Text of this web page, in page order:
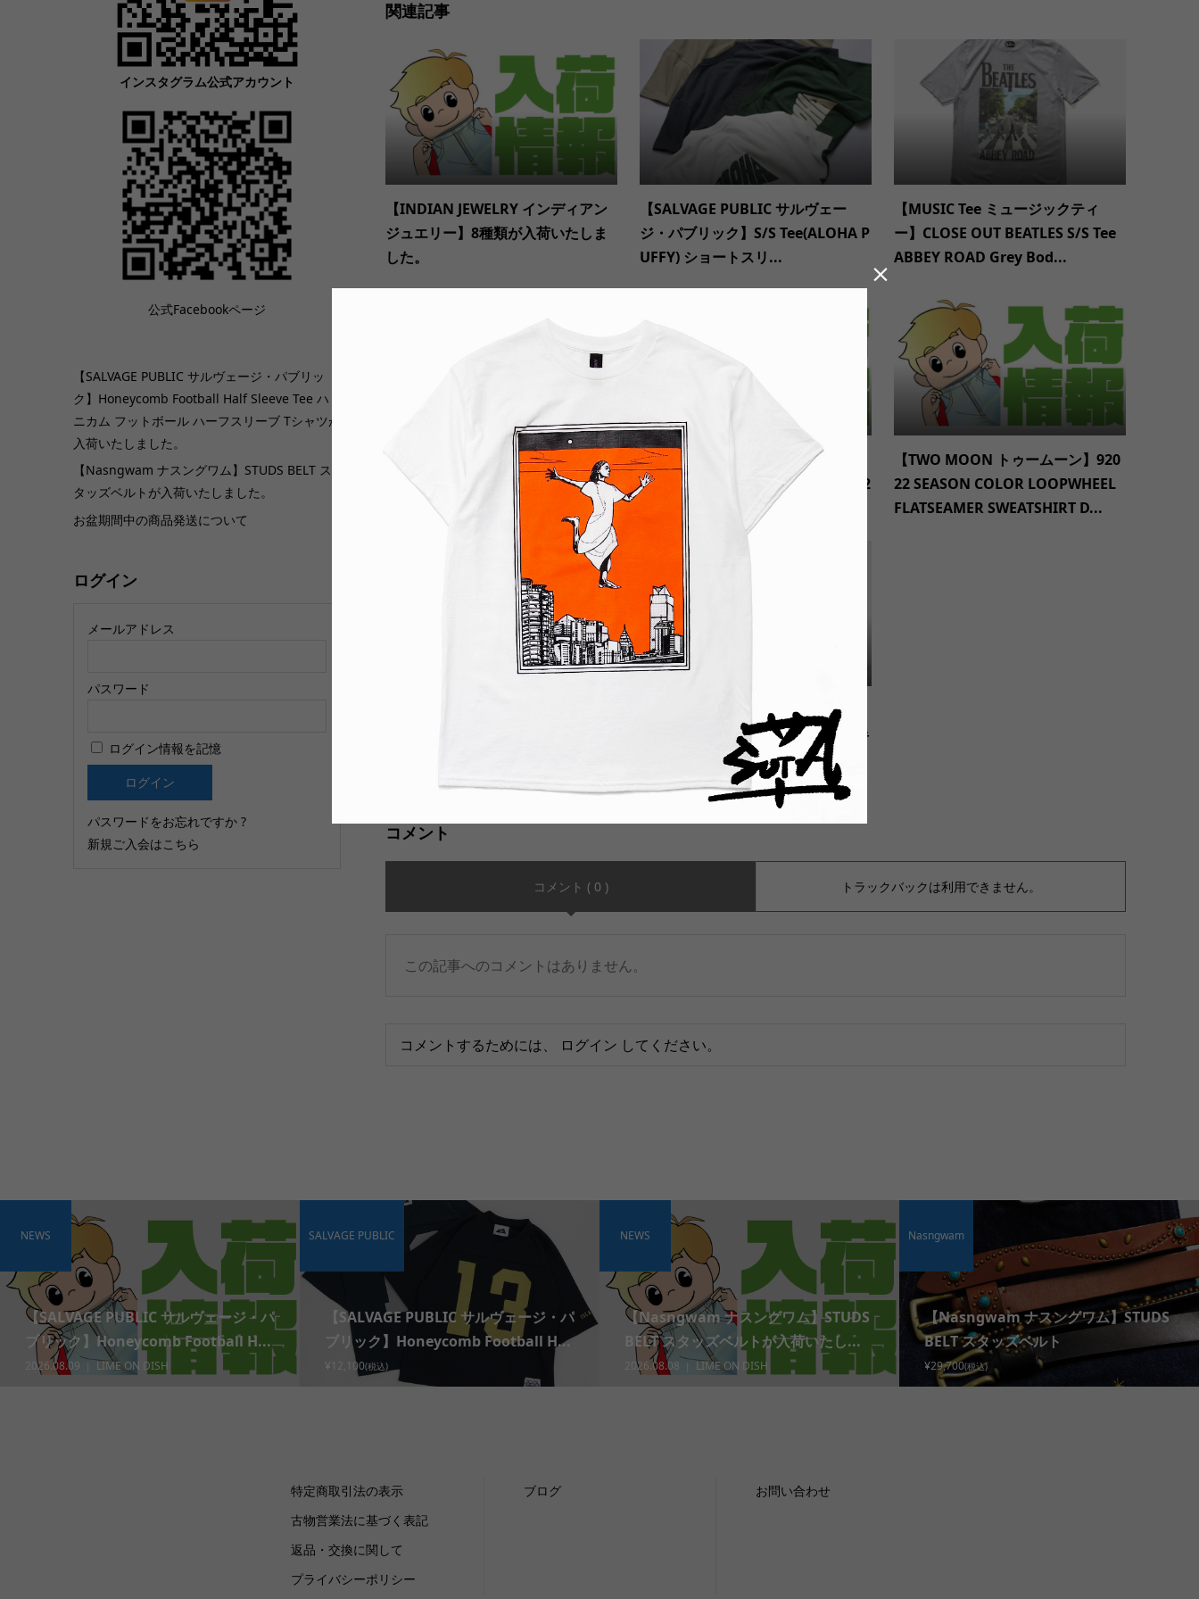
関連記事
【INDIAN JEWELRY インディアン
ジュエリー】8種類が入荷いたしま
した。
【SALVAGE PUBLIC サルヴェー
ジ・パブリック】S/S Tee(ALOHA P
UFFY) ショートスリ...
【MUSIC Tee ミュージックティ
ー】CLOSE OUT BEATLES S/S Tee
ABBEY ROAD Grey Bod...
【CULTURES カルチャーズ】５種
類が入荷いたしました。
【FULLCOUNT フルカウント】210
7BE Type1 Beige Denim Jacket 12
oz One Wash ベー...
【TWO MOON トゥームーン】920
22 SEASON COLOR LOOPWHEEL
FLATSEAMER SWEATSHIRT D...
【FULLCOUNT フルカウント】550
0PT-11 S/S Tee Soap Box Derby 半
袖Teeシャツ ソー...
コメント
コメント ( 0 ) トラックバックは利用できません。
この記事へのコメントはありません。
コメントするためには、 ログイン してください。
インスタグラム公式アカウント
公式Facebookページ
【SALVAGE PUBLIC サルヴェージ・パブリッ
ク】Honeycomb Football Half Sleeve Tee ハ
ニカム フットボール ハーフスリーブ Tシャツが
入荷いたしました。
【Nasngwam ナスングワム】STUDS BELT ス
タッズベルトが入荷いたしました。
お盆期間中の商品発送について
ログイン
メールアドレス
パスワード
ログイン情報を記憶
パスワードをお忘れですか ?
新規ご入会はこちら
【SALVAGE PUBLIC サルヴェージ・パ
ブリック】Honeycomb Football H...
2026.08.09 LIME ON DISH
NEWS
【SALVAGE PUBLIC サルヴェージ・パ
ブリック】Honeycomb Football H...
¥12,100(税込)
SALVAGE PUBLIC
【Nasngwam ナスングワム】STUDS
BELT スタッズベルトが入荷いたし...
2026.08.08 LIME ON DISH
NEWS
【Nasngwam ナスングワム】STUDS
BELT スタッズベルト
¥29,700(税込)
Nasngwam
特定商取引法の表示
古物営業法に基づく表記
返品・交換に関して
プライバシーポリシー
ブログ お問い合わせ
